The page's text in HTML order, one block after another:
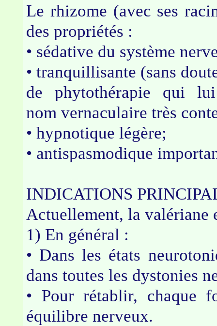
Le rhizome (avec ses
des propriétés :
• sédative du système
• tranquillisante (sans
de phytothérapie qui
nom vernaculaire très
• hypnotique légère;
• antispasmodique
INDICATIONS
Actuellement, la
1) En général :
• Dans les états
dans toutes les dystonies
• Pour rétablir, chaque
équilibre nerveux.